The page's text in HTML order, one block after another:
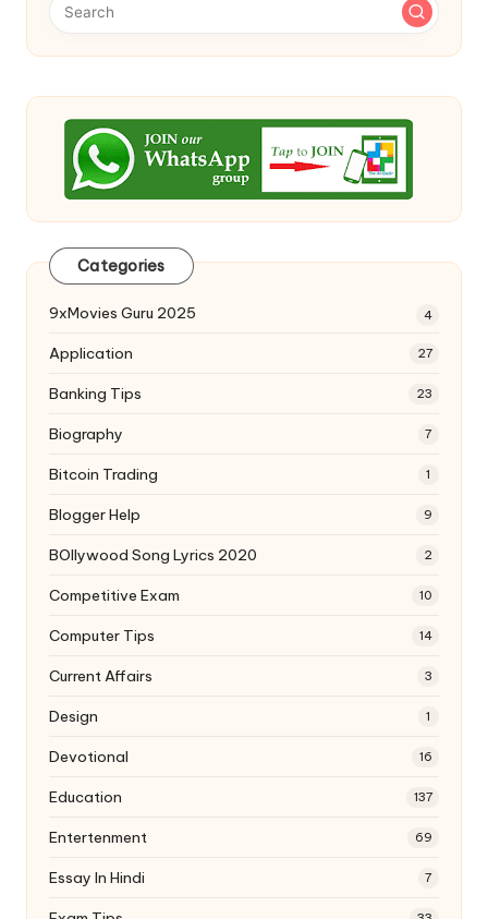
Categories
9xMovies Guru 2025 4
Application 27
Banking Tips 23
Biography 7
Bitcoin Trading 1
Blogger Help 9
BOllywood Song Lyrics 2020 2
Competitive Exam 10
Computer Tips 14
Current Affairs 3
Design 1
Devotional 16
Education 137
Entertenment 69
Essay In Hindi 7